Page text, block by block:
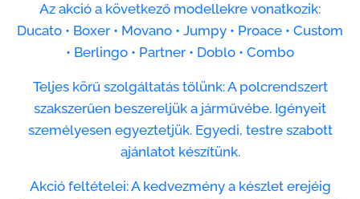
Az akció a következő modellekre vonatkozik:
Ducato • Boxer • Movano • Jumpy • Proace • Custom
• Berlingo • Partner • Doblo • Combo
Teljes körű szolgáltatás tőlünk: A polcrendszert
szakszerűen beszereljük a járművébe. Igényeit
személyesen egyeztetjük. Egyedi, testre szabott
ajánlatot készítünk.
Akció feltételei: A kedvezmény a készlet erejéig